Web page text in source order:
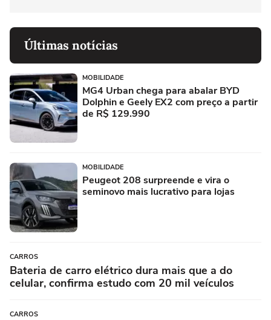
Últimas notícias
MOBILIDADE
MG4 Urban chega para abalar BYD
Dolphin e Geely EX2 com preço a partir
de R$ 129.990
MOBILIDADE
Peugeot 208 surpreende e vira o
seminovo mais lucrativo para lojas
CARROS
Bateria de carro elétrico dura mais que a do
celular, confirma estudo com 20 mil veículos
CARROS